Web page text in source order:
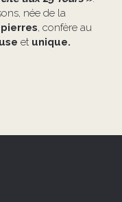
née de la
, confère au
etunique.